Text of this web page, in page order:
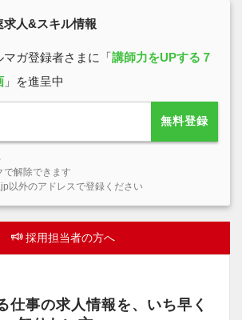
人&スキル情報
ガ登録者さまに「講師力をUPする７
」を進呈中
無料登録
で解除できます
以外のアドレスで登録ください
採用担当者の方へ
仕事の求人情報を、いち早く